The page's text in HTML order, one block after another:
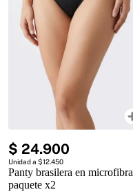
$ 24.900
Unidad a $12.450
Panty brasilera en microfibra
paquete x2